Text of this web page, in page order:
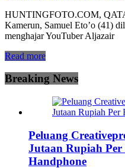
HUNTINGFOTO.COM,
Kamerun, Samuel Eto’o (41)
menghajar YouTuber Aljazair
Read more
Breaking News
Peluang
Jutaan Rupiah
Handphone